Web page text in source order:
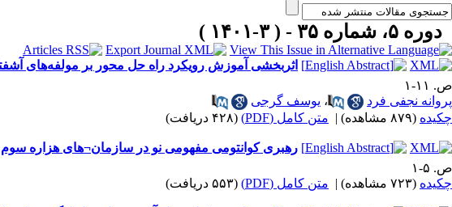
دوره ۵، شماره ۳۵ - ( ۳-۱۴۰۱ )
اثربخشی آموزش رویکرد راه حل محور بر مولفه‌های
ص. ۱۱-۱
پروانه نجفی فرد
، یوسف گرجی
چکیده (۸۷۹ مشاهده) | متن کامل (PDF) (۴۲۸ دریافت)
رهبری کوانتومی مفهومی نو در سازمان¬های هزاره سوم
ص. ۵-۱
چکیده (۷۲۳ مشاهده) | متن کامل (PDF) (۵۵۳ دریافت)